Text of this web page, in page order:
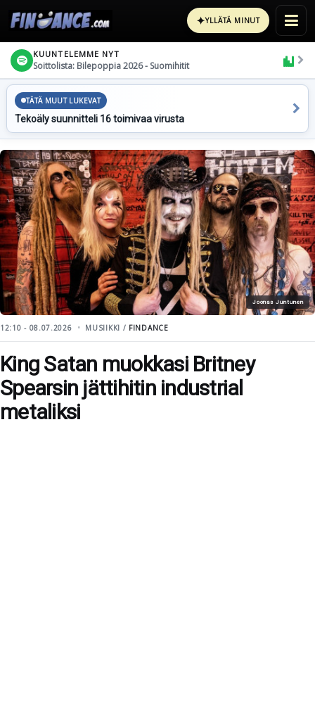
✦YLLÄTÄ MINUT
KUUNTELEMME NYT
Soittolista: Bilepoppia 2026 - Suomihitit
TÄTÄ MUUT LUKEVAT
Tekoäly suunnitteli 16 toimivaa virusta
Joonas Juntunen
12:10 - 08.07.2026 MUSIIKKI / FINDANCE
King Satan muokkasi Britney
Spearsin jättihitin industrial
metaliksi